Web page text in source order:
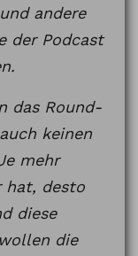
andere
der Podcast
das Round-
keinen
mehr
hat, desto
diese
die